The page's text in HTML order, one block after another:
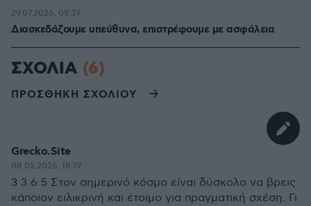
Διασκεδάζουμε υπεύθυνα, επιστρέφουμε με ασφάλεια
29.07.2026, 09:39
ΣΧΟΛΙΑ (6)
ΠΡΟΣΘΗΚΗ ΣΧΟΛΙΟΥ
Grecko.Site
08.05.2026, 18:19
3 3 6 5 Στον σημερινό κόσμο είναι δύσκολο να βρεις
κάποιον ειλικρινή και έτοιμο για πραγματική σχέση. Γι